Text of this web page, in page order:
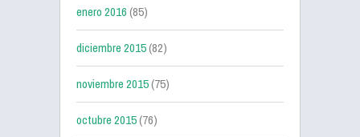
enero 2016(85)
diciembre 2015(82)
noviembre 2015(75)
octubre 2015(76)